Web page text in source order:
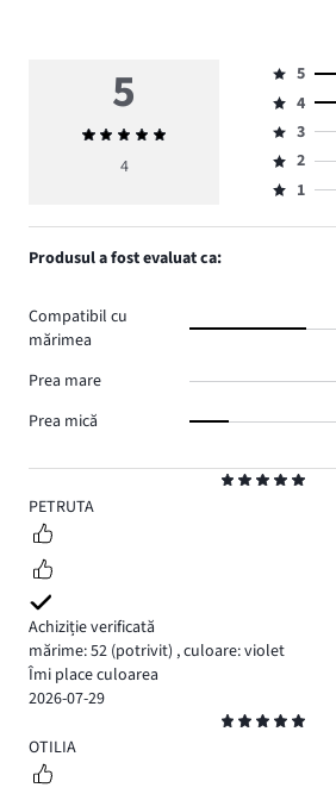
5
PETRUTA
Achiziție verificată
mărime: 52 (potrivit) ,culoare: violet
Îmi place culoarea
2026-07-29
5
OTILIA
5
Evaluarea
medie
4
Evaluare
5,
numărul
de
voturi
2.
5
Evaluare
4,
numărul
de
2.
4
Evaluare
3,
numărul
3
Evaluare
2,
2
Evaluare
1,
1
Produsul a fost evaluat ca:
Compatibil cu
mărimea
Prea mare
Prea mică